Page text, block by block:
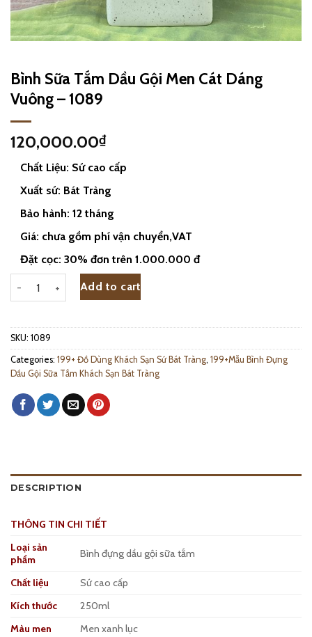
Bình Sữa Tắm Dầu Gội Men Cát Dáng
Vuông – 1089
120,000.00₫
Chất Liệu: Sứ cao cấp
Xuất sứ: Bát Tràng
Bảo hành: 12 tháng
Giá: chưa gồm phí vận chuyển,VAT
Đặt cọc: 30% đơn trên 1.000.000 đ
Bình Sữa Tắm Dầu Gội Men Cát Dáng Vuông - 1089 quantity
Add to cart
SKU: 1089
Categories: 199+ Đồ Dùng Khách Sạn Sứ Bát Tràng, 199+Mẫu Bình Đựng
Dầu Gội Sữa Tắm Khách Sạn Bát Tràng
DESCRIPTION
THÔNG TIN CHI TIẾT
Loại sản
phẩm
Bình đựng dầu gội sữa tắm
Chất liệu
Sứ cao cấp
Kích thước
250ml
Màu men
Men xanh lục